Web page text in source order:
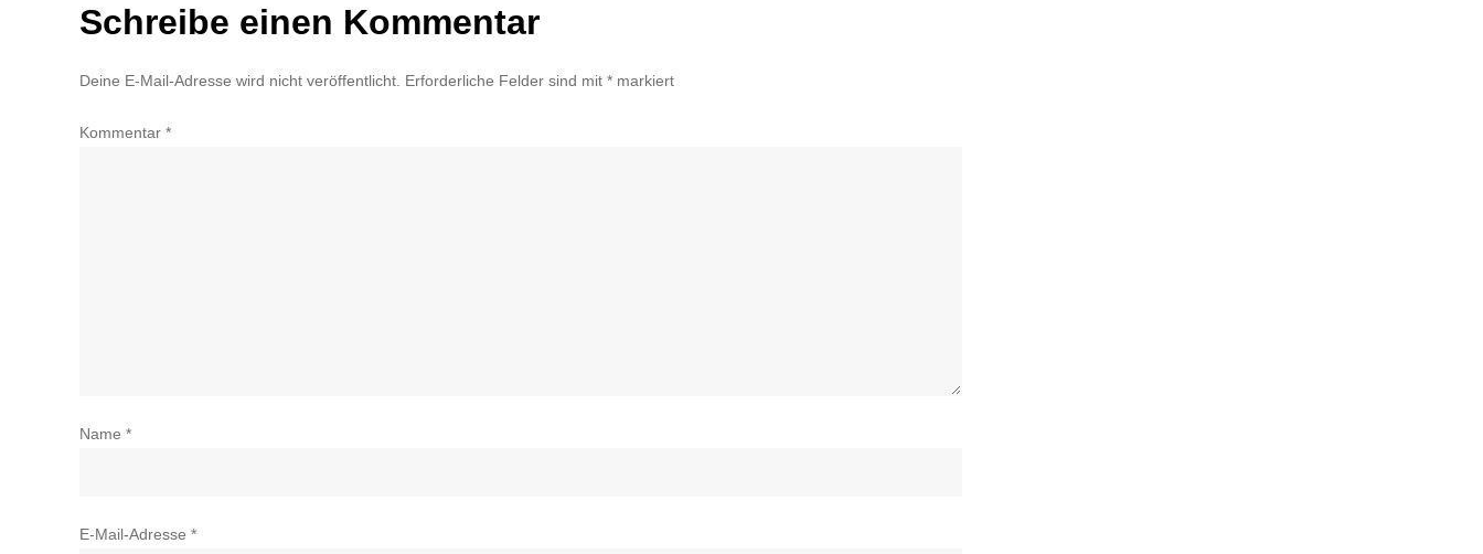
Schreibe einen Kommentar
Deine E-Mail-Adresse wird nicht veröffentlicht. Erforderliche Felder sind mit * markiert
Kommentar *
Name *
E-Mail-Adresse *